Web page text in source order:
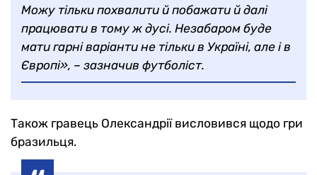
Можу тільки похвалити й побажати й далі
працювати в тому ж дусі. Незабаром буде
мати гарні варіанти не тільки в Україні, але і в
Європі», – зазначив футболіст.
Також гравець Олександрії висловився щодо гри
бразильця.